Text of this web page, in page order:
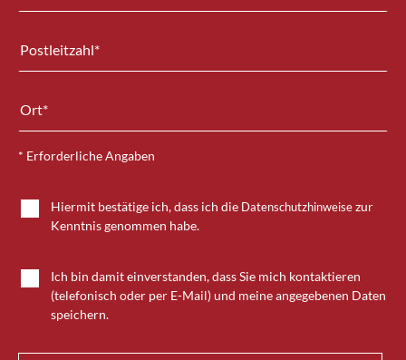
* Erforderliche Angaben
Hiermit bestätige ich, dass ich die Datenschutzhinweisezur
Kenntnis genommen habe.
Ich bin damit einverstanden, dass Sie mich kontaktieren
(telefonisch oder per E-Mail) und meine angegebenen Daten
speichern.